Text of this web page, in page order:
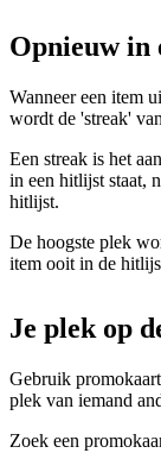
Opnieuw in
Wanneer een item
wordt de 'streak'
Een streak is het
in een hitlijst staat,
hitlijst.
De hoogste plek
item ooit in de
Je plek op
Gebruik
plek van iemand
Zoek een